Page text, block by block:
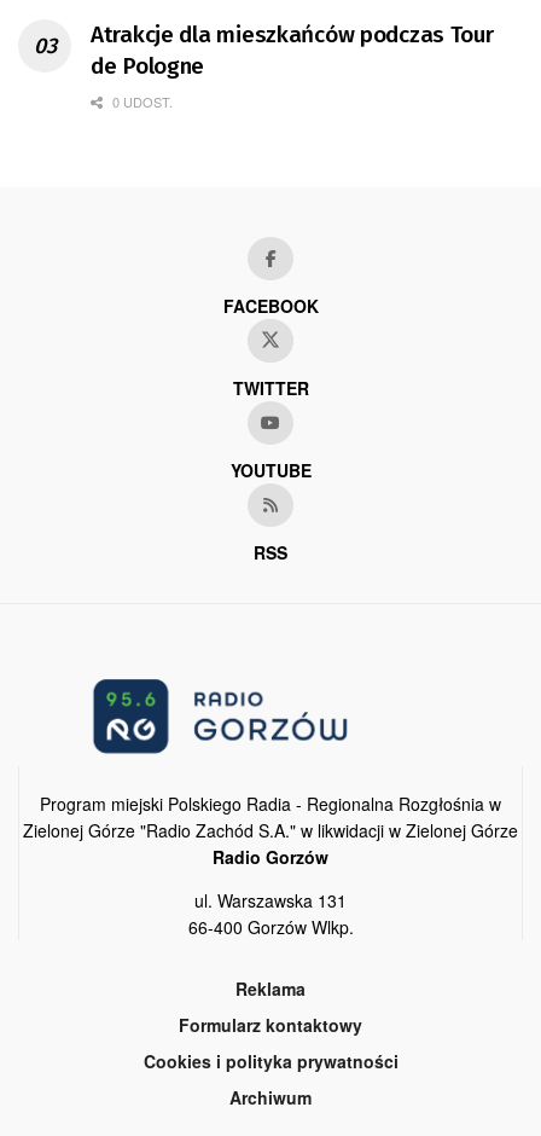
Atrakcje dla mieszkańców podczas Tour
de Pologne
0 UDOST.
FACEBOOK
TWITTER
YOUTUBE
RSS
Program miejski Polskiego Radia - Regionalna Rozgłośnia w
Zielonej Górze "Radio Zachód S.A." w likwidacji w Zielonej Górze
Radio Gorzów
ul. Warszawska 131
66-400 Gorzów Wlkp.
Reklama
Formularz kontaktowy
Cookies i polityka prywatności
Archiwum